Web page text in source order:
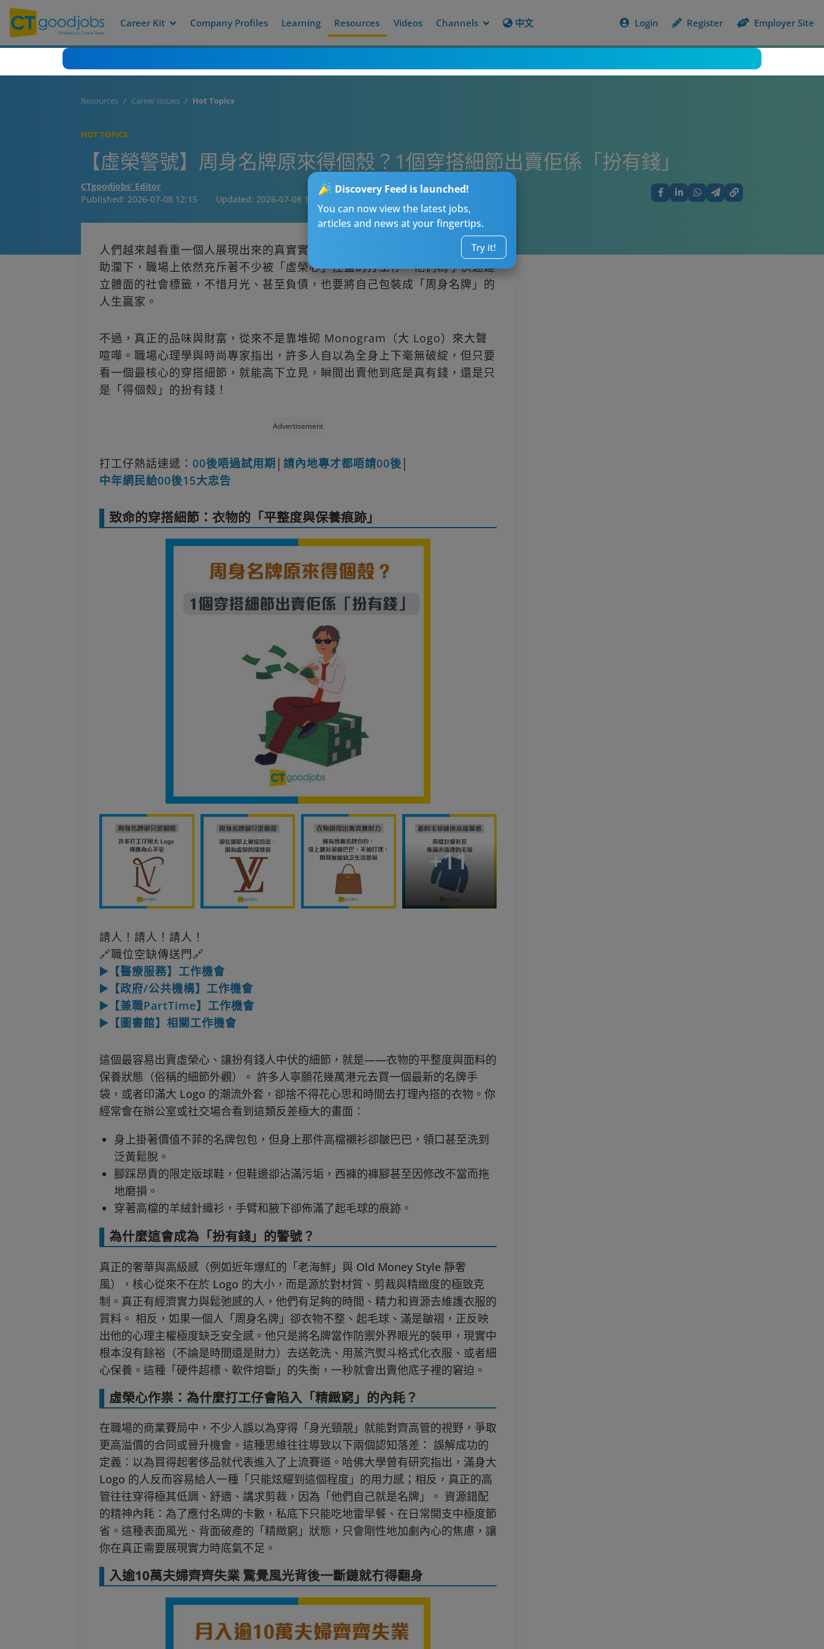
Career Kit Company Profiles Learning Resources Videos Channels 中文 Login Register Employer Site
Discovery Feed is launched!
You can now view the latest jobs,
articles and news at your fingertips.
Try it!
Resources Career Issues Hot Topics
HOT TOPICS
【虛榮警號】周身名牌原來得個殼？1個穿搭細節出賣佢係「扮有錢」
CTgoodjobs’ Editor
Published: 2026-07-08 12:15 Updated: 2026-07-08 12:15
人們越來越看重一個人展現出來的真實實力與信用。然而，在社交
的推波
助瀾下，職場上依然充斥著不少被「虛榮心」控盤的打工仔。他們為了快速建
立體面的社會標籤，不惜月光、甚至負債，也要將自己包裝成「周身名牌」的
人生贏家。
不過，真正的品味與財富，從來不是靠堆砌 Monogram（大 Logo）來大聲
喧嘩。職場心理學與時尚專家指出，許多人自以為全身上下毫無破綻，但只要
看一個最核心的穿搭細節，就能高下立見，瞬間出賣他到底是真有錢，還是只
是「得個殼」的扮有錢！
Advertisement
打工仔熱話速遞： 00後唔過試用期 請內地專才都唔請00後
中年網民給00後15大忠告
致命的穿搭細節：衣物的「平整度與保養痕跡」
+11
請人！請人！請人！
🔗職位空缺傳送門🔗
▶️【醫療服務】工作機會
▶️【政府/公共機構】工作機會
▶️【兼職PartTime】工作機會
▶️【圖書館】相關工作機會
這個最容易出賣虛榮心、讓扮有錢人中伏的細節，就是——衣物的平整度與面料的
保養狀態（俗稱的細節外觀）。 許多人寧願花幾萬港元去買一個最新的名牌手
袋，或者印滿大 Logo 的潮流外套，卻捨不得花心思和時間去打理內搭的衣物。你
經常會在辦公室或社交場合看到這類反差極大的畫面：
身上掛著價值不菲的名牌包包，但身上那件高檔襯衫卻皺巴巴，領口甚至洗到
泛黃鬆脫。
腳踩昂貴的限定版球鞋，但鞋邊卻沾滿污垢，西褲的褲腳甚至因修改不當而拖
地磨損。
穿著高檔的羊絨針織衫，手臂和腋下卻佈滿了起毛球的痕跡。
為什麼這會成為「扮有錢」的警號？
真正的奢華與高級感（例如近年爆紅的「老海鮮」與 Old Money Style 靜奢
風），核心從來不在於 Logo 的大小，而是源於對材質、剪裁與精緻度的極致克
制。真正有經濟實力與鬆弛感的人，他們有足夠的時間、精力和資源去維護衣服的
質料。 相反，如果一個人「周身名牌」卻衣物不整、起毛球、滿是皺褶，正反映
出他的心理主權極度缺乏安全感。他只是將名牌當作防禦外界眼光的裝甲，現實中
根本沒有餘裕（不論是時間還是財力）去送乾洗、用蒸汽熨斗格式化衣服、或者細
心保養。這種「硬件超標、軟件熔斷」的失衡，一秒就會出賣他底子裡的窘迫。
虛榮心作祟：為什麼打工仔會陷入「精緻窮」的內耗？
在職場的商業賽局中，不少人誤以為穿得「身光頸靚」就能對齊高管的視野，爭取
更高溢價的合同或晉升機會。這種思維往往導致以下兩個認知落差： 誤解成功的
定義：以為買得起奢侈品就代表進入了上流賽道。哈佛大學曾有研究指出，滿身大
Logo 的人反而容易給人一種「只能炫耀到這個程度」的用力感；相反，真正的高
管往往穿得極其低調、舒適、講求剪裁，因為「他們自己就是名牌」。 資源錯配
的精神內耗：為了應付名牌的卡數，私底下只能吃地雷早餐、在日常開支中極度節
省。這種表面風光、背面破產的「精緻窮」狀態，只會剛性地加劇內心的焦慮，讓
你在真正需要展現實力時底氣不足。
入逾10萬夫婦齊齊失業 驚覺風光背後一斷鏈就冇得翻身